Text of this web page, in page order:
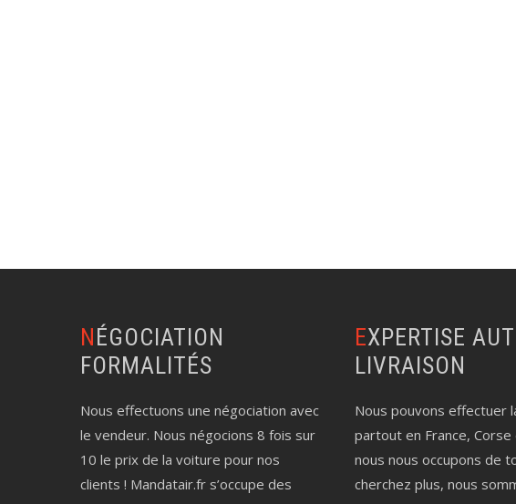
NÉGOCIATION
FORMALITÉS
Nous effectuons une négociation avec
le vendeur. Nous négocions 8 fois sur
10 le prix de la voiture pour nos
clients ! Mandatair.fr s’occupe des
EXPERTISE AUTO
LIVRAISON
Nous pouvons effectuer
partout en France, Corse
nous nous occupons de
cherchez plus, nous